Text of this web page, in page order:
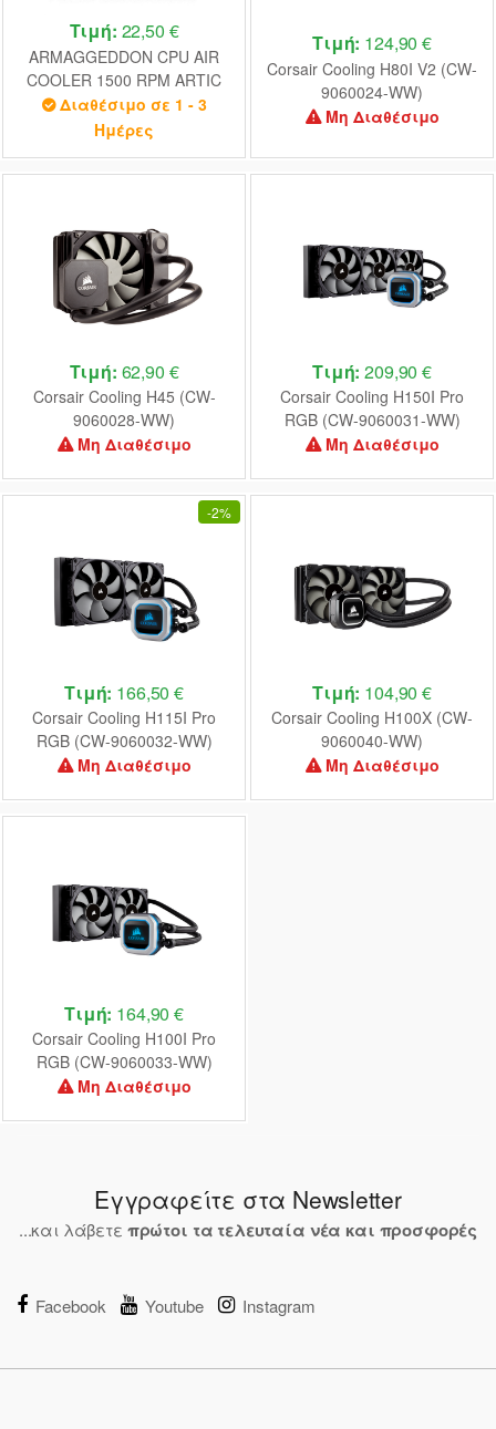
Τιμή: 22,50 €
ARMAGGEDDON CPU AIR
COOLER 1500 RPM ARTIC
STRORM 2 RGB R4
HEATPIPES
Διαθέσιμο σε 1 - 3
Ημέρες
Τιμή: 124,90 €
Corsair Cooling H80I V2 (CW-
9060024-WW)
Μη Διαθέσιμο
Τιμή: 62,90 €
Corsair Cooling H45 (CW-
9060028-WW)
Μη Διαθέσιμο
Τιμή:209,90 €
Corsair Cooling H150I Pro
RGB (CW-9060031-WW)
Μη Διαθέσιμο
-2%
Τιμή: 166,50 €
Corsair Cooling H115I Pro
RGB (CW-9060032-WW)
Μη Διαθέσιμο
Τιμή: 104,90 €
Corsair Cooling H100X (CW-
9060040-WW)
Μη Διαθέσιμο
Τιμή: 164,90 €
Corsair Cooling H100I Pro
RGB (CW-9060033-WW)
Μη Διαθέσιμο
Εγγραφείτε στα Newsletter
...και λάβετε πρώτοι τα τελευταία νέα και προσφορές
Facebook Youtube Instagram